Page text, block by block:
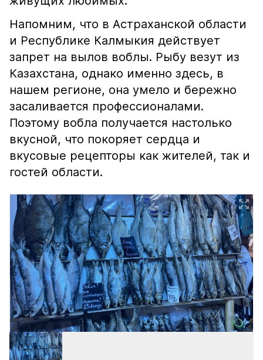
Напомним, что в Астраханской области
и Республике Калмыкия действует
запрет на вылов воблы. Рыбу везут из
Казахстана, однако именно здесь, в
нашем регионе, она умело и бережно
засаливается профессионалами.
Поэтому вобла получается настолько
вкусной, что покоряет сердца и
вкусовые рецепторы как жителей, так и
гостей области.